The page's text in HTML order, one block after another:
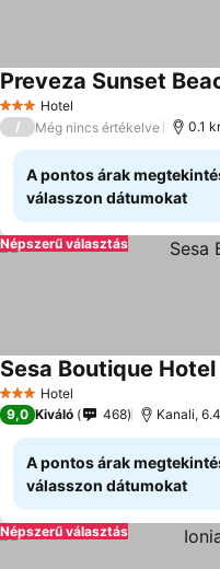
3 Kategória
Hotel
Preveza Sunset
/ Még nincs értékelve 0.1
A pontos árak
válasszon dátumokat
Népszerű választás
3 Kategória
Hotel
Sesa Boutique Hotel
9,0 Kiváló 468 Kanali,
A pontos árak
válasszon dátumokat
Népszerű választás